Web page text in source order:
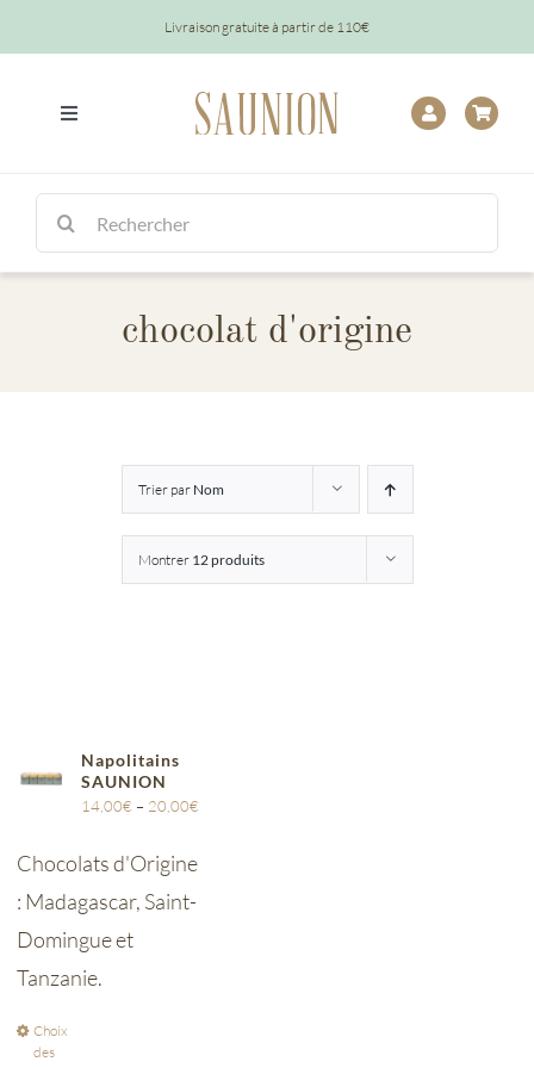
au
Livraison gratuite à partir de 110€
Toggle
Chocolats
Rechercher:
chocolat d'origine
Trier par Nom
Montrer 12 produits
Napolitains
SAUNION
14,00€ – 20,00€
Chocolats d'Origine
: Madagascar, Saint-
Domingue et
Tanzanie.
Choix
des